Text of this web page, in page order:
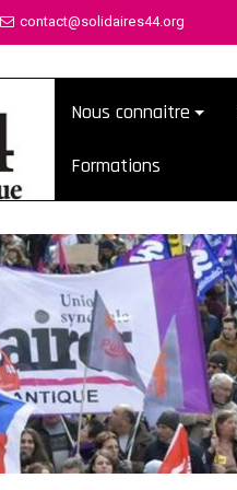
contact@solidaires44.org
Nous connaitre
Formations